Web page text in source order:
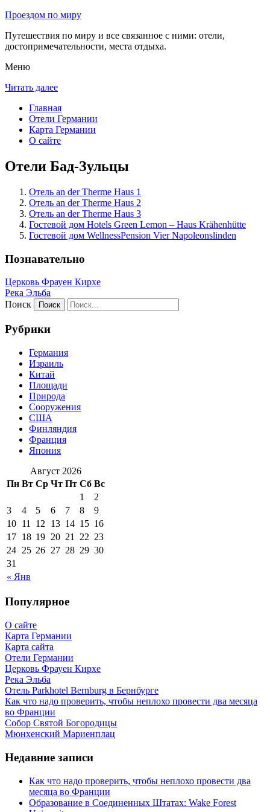
Проездом по миру
Путешествия по миру и все связанное с ними: отели,
достопримечательности, места отдыха.
Меню
Читать далее
Главная
Отели Германии
Карта Германии
О сайте
Отели Бад-Зульцы
Отель an der Therme Haus 1
Отель an der Therme Haus 2
Отель an der Therme Haus 3
Гостевой дом Hotels Green Lemon – Haus Krähenhütte
Гостевой дом WellnessPension Vier Napoleonslinden
Познавательно
Церковь Фрауен Кирхе
Река Эльба
Поиск
Рубрики
Германия
Израиль
Китай
Площади
Природа
Сооружения
США
Финляндия
Франция
Япония
Август 2026
Пн Вт Ср Чт Пт Сб Вс
« Янв
1
2
3
4 5 6 7 8
9
10 11 12 13 14 15 16
17 18 19 20 21 22 23
24 25 26 27 28 29 30
31
Популярное
О сайте
Карта Германии
Карта сайта
Отели Германии
Церковь Фрауен Кирхе
Река Эльба
Отель Parkhotel Bernburg в Бернбурге
Как что надо проверить, чтобы неплохо провести два месяца
во Франции
Собор Святой Богородицы
Мюнхенский Мариенплац
Недавние записи
Как что надо проверить, чтобы неплохо провести два
месяца во Франции
Образование в Соединенных Штатах: Wake Forest